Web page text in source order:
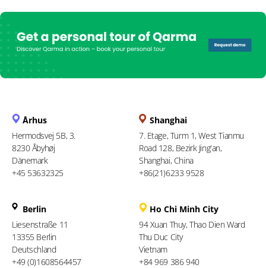
Århus
Hermodsvej 5B, 3.
8230 Åbyhøj
Dänemark
+45 53632325
Shanghai
7. Etage, Turm 1, West Tianmu
Road 128, Bezirk Jing'an,
Shanghai, China
+86(21)6233 9528
Berlin
Liesenstraße 11
13355 Berlin
Deutschland
+49 (0)1608564457
Ho Chi Minh City
94 Xuan Thuy, Thao Dien Ward
Thu Duc City
Vietnam
+84 969 386 940